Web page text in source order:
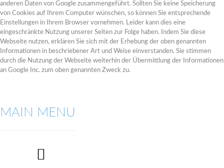
anderen Daten von Google zusammengeführt. Sollten Sie keine Speicherung
von Cookies auf Ihrem Computer wünschen, so können Sie entsprechende
Einstellungen in Ihrem Browser vornehmen. Leider kann dies eine
eingeschränkte Nutzung unserer Seiten zur Folge haben. Indem Sie diese
Webseite nutzen, erklären Sie sich mit der Erhebung der oben genannten
Informationen in beschriebener Art und Weise einverstanden. Sie stimmen
durch die Nutzung der Webseite weiterhin der Übermittlung der Informationen
an Google Inc. zum oben genannten Zweck zu.
MAIN MENU